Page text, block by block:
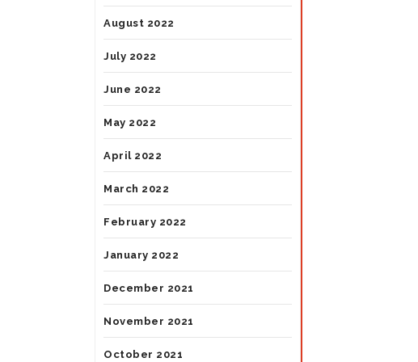
August 2022
July 2022
June 2022
May 2022
April 2022
March 2022
February 2022
January 2022
December 2021
November 2021
October 2021